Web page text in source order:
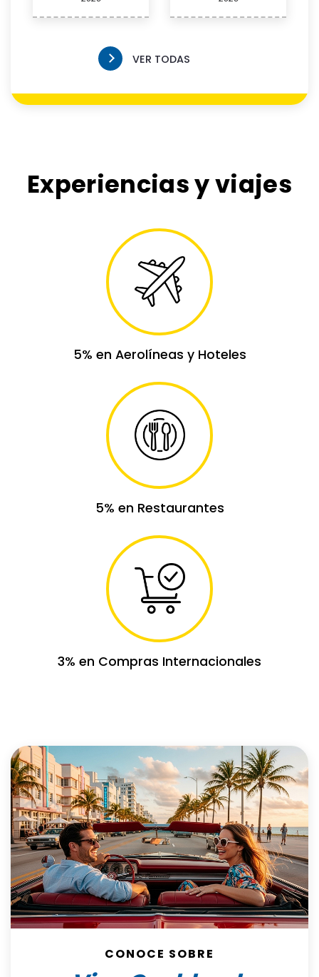
VER TODAS
Experiencias y viajes
5% en Aerolíneas y Hoteles
5% en Restaurantes
3% en Compras Internacionales
CONOCE SOBRE